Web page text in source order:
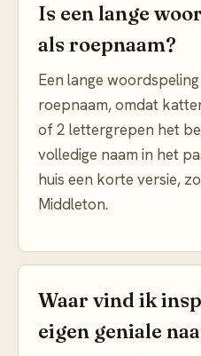
Is een lange
als roepnaam?
Een lange
roepnaam, omdat
of 2 lettergrepen het
volledige naam in het
huis een korte versie,
Middleton.
Waar vind ik
eigen geniale